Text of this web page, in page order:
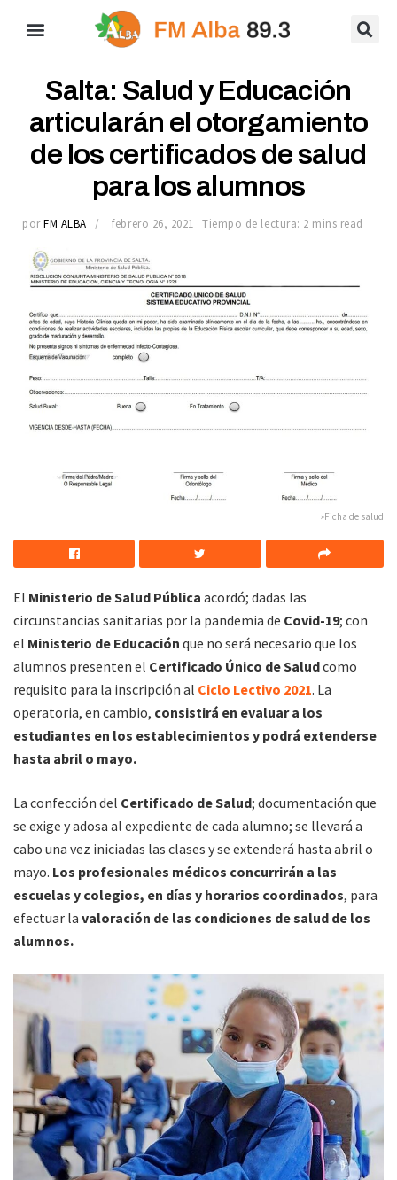
Salta: Salud y Educación
articularán el otorgamiento
de los certificados de salud
para los alumnos
por FM ALBA febrero 26, 2021 Tiempo de lectura: 2 mins read
»Ficha de salud
El Ministerio de Salud Pública acordó; dadas las
circunstancias sanitarias por la pandemia de Covid-19; con
el Ministerio de Educación que no será necesario que los
alumnos presenten el Certificado Único deSaludcomo
requisito para la inscripción al Ciclo Lectivo 2021. La
operatoria, en cambio, consistirá en evaluar a los
estudiantes en los establecimientos y podrá extenderse
hasta abril o mayo.
La confección del Certificado de Salud; documentación que
se exige y adosa al expediente de cada alumno; se llevará a
cabo una vez iniciadas las clases y se extenderá hasta abril o
mayo. Los profesionales médicos concurrirán a las
escuelas y colegios, en días y horarios coordinados, para
efectuar la valoración de las condiciones de salud de los
alumnos.